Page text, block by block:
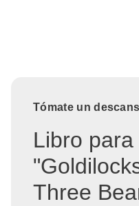
Tómate un
Libro
Three